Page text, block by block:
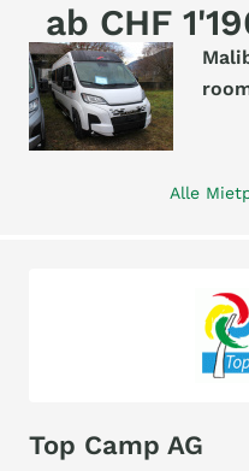
ab CHF
Alle
Top Camp AG